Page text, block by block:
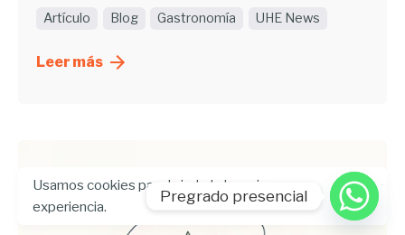
Artículo Blog Gastronomía UHE News
Leer más
Usamos cookies para brindarle la mejor
experiencia.
Pregrado presencial